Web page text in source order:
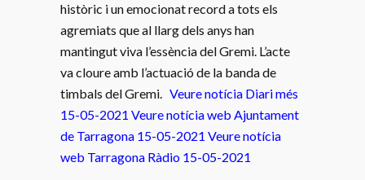
històric i un emocionat record a tots els
agremiats que al llarg dels anys han
mantingut viva l’essència del Gremi. L’acte
va cloure amb l’actuació de la banda de
timbals del Gremi. Veure notícia Diari més
15-05-2021 Veure notícia web Ajuntament
de Tarragona 15-05-2021 Veure notícia
web Tarragona Ràdio 15-05-2021